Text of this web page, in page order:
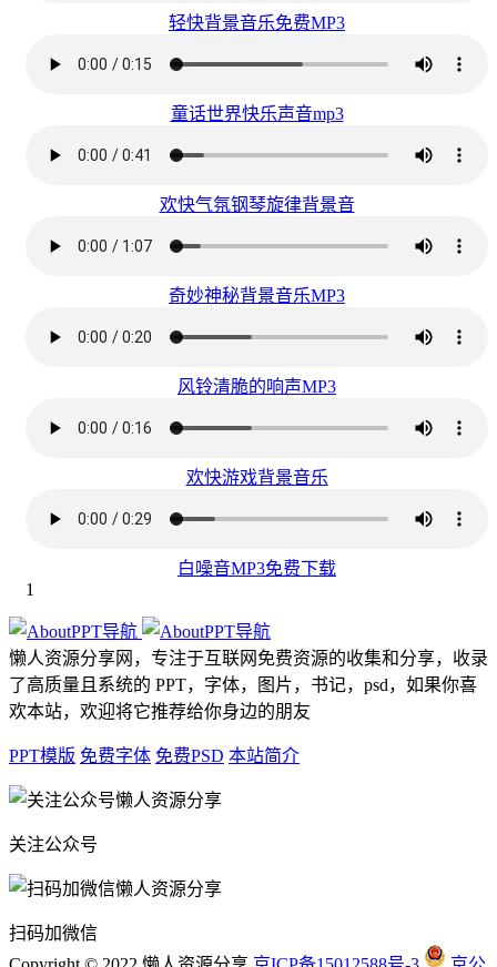
轻快背景音乐免费MP3
童话世界快乐声音mp3
欢快气氛钢琴旋律背景音
奇妙神秘背景音乐MP3
风铃清脆的响声MP3
欢快游戏背景音乐
白噪音MP3免费下载
1
懒人资源分享网，专注于互联网免费资源的收集和分享，收录
了高质量且系统的 PPT，字体，图片，书记，psd，如果你喜
欢本站，欢迎将它推荐给你身边的朋友
PPT模版 免费字体 免费PSD 本站简介
关注公众号
扫码加微信